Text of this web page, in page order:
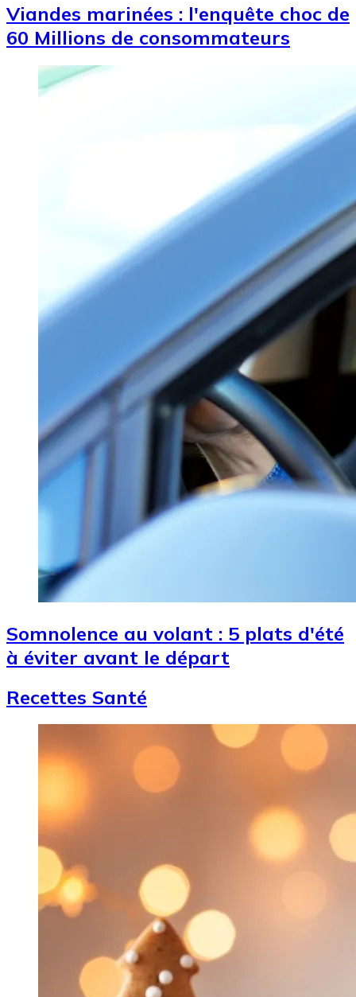
Viandes marinées : l'enquête choc de
60 Millions de consommateurs
Image
Somnolence au volant : 5 plats d'été
à éviter avant le départ
Recettes Santé